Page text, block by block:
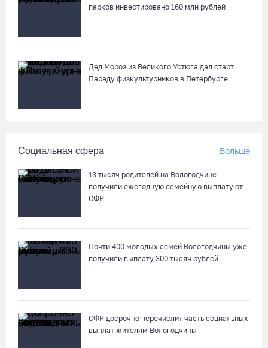
парков инвестировано 160 млн рублей
Дед Мороз из Великого Устюга дал старт
Параду физкультурников в Петербурге
Социальная сфера Больше
13 тысяч родителей на Вологодчине
получили ежегодную семейную выплату от
СФР
Почти 400 молодых семей Вологодчины уже
получили выплату 300 тысяч рублей
СФР досрочно перечислит часть социальных
выплат жителям Вологодчины